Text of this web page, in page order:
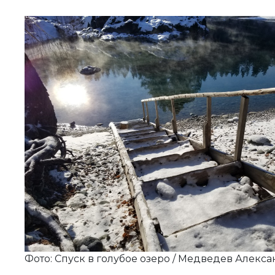
Фото: Спуск в голубое озеро / Медведев